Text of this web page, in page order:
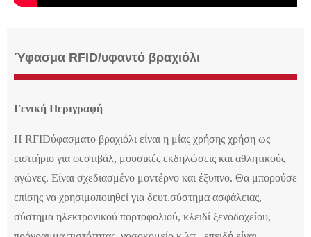
Ύφασμα RFID/υφαντό βραχιόλι
Γενική Περιγραφή
Η RFIDύφασματο βραχιόλι είναι η μίας χρήσης χρήση ως
εισιτήριο για φεστιβάλ, μουσικές εκδηλώσεις και αθλητικούς
αγώνες. Είναι σχεδιασμένο μοντέρνο και έξυπνο. Θα μπορούσε
επίσης να χρησιμοποιηθεί για δευτ.σύστημα ασφάλειας,
σύστημα ηλεκτρονικού πορτοφολιού, κλειδί ξενοδοχείου,